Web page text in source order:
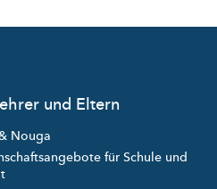
und Eltern
Nouga
für Schule und